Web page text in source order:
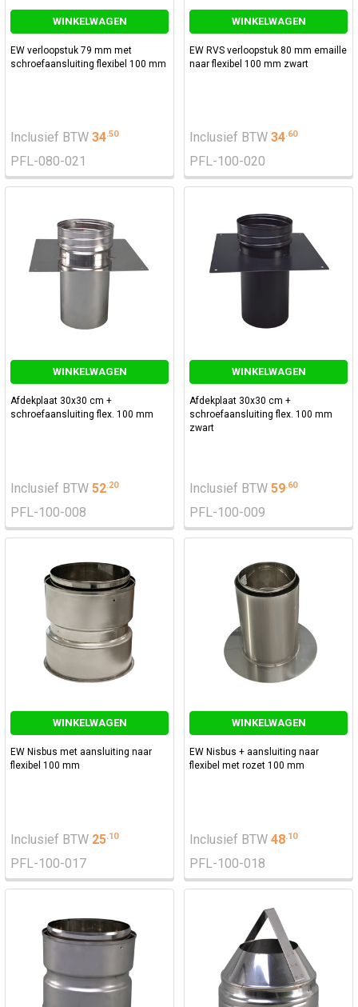
WINKELWAGEN
EW verloopstuk 79 mm met
schroefaansluiting flexibel 100 mm
Inclusief BTW 34.50
PFL-080-021
WINKELWAGEN
EW RVS verloopstuk 80 mm emaille
naar flexibel 100 mm zwart
Inclusief BTW 34.60
PFL-100-020
WINKELWAGEN
Afdekplaat 30x30 cm +
schroefaansluiting flex. 100 mm
Inclusief BTW 52.20
PFL-100-008
WINKELWAGEN
Afdekplaat 30x30 cm +
schroefaansluiting flex. 100 mm
zwart
Inclusief BTW 59.60
PFL-100-009
WINKELWAGEN
EW Nisbus met aansluiting naar
flexibel 100 mm
Inclusief BTW 25 10
PFL-100-017
WINKELWAGEN
EW Nisbus + aansluiting naar
flexibel met rozet 100 mm
Inclusief BTW 48 10
PFL-100-018